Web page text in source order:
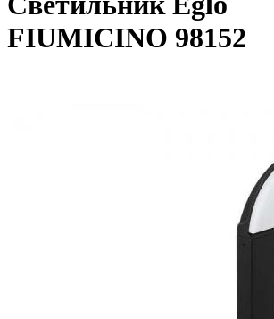
FIUMICINO 98152